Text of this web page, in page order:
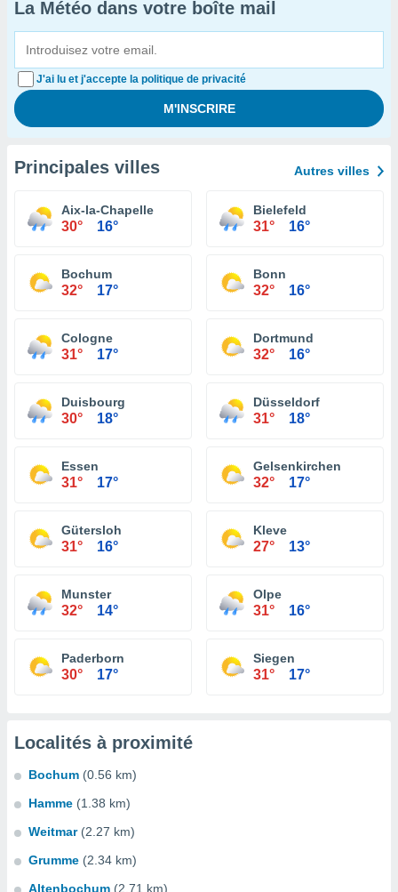
La Météo dans votre boîte mail
J'ai lu et j'accepte la politique de privacité
Principales villes Autres villes
Aix-la-Chapelle
30° 16°
Bielefeld
31° 16°
Bochum
32° 17°
Bonn
32° 16°
Cologne
31° 17°
Dortmund
32° 16°
Duisbourg
30° 18°
Düsseldorf
31° 18°
Essen
31° 17°
Gelsenkirchen
32° 17°
Gütersloh
31° 16°
Kleve
27° 13°
Munster
32° 14°
Olpe
31° 16°
Paderborn
30° 17°
Siegen
31° 17°
Localités à proximité
Bochum (0.56 km)
Hamme (1.38 km)
Weitmar (2.27 km)
Grumme (2.34 km)
Altenbochum (2.71 km)